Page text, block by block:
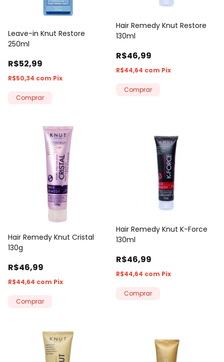
Leave-in Knut Restore
250ml
R$52,99
R$50,34 com Pix
Hair Remedy Knut Restore
130ml
R$46,99
R$44,64 com Pix
Hair Remedy Knut Cristal
130g
R$46,99
R$44,64 com Pix
Hair Remedy Knut K-Force
130ml
R$46,99
R$44,64 com Pix